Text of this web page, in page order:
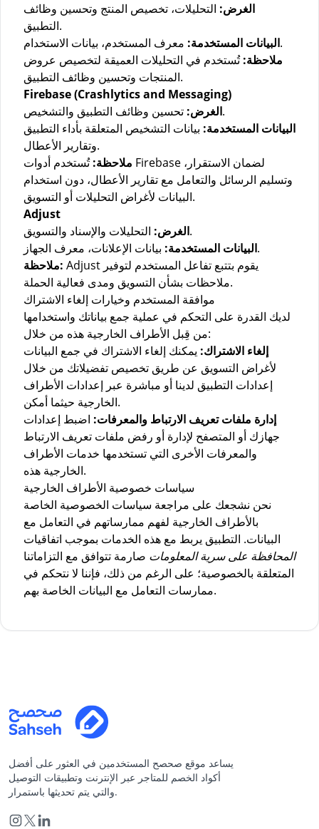
الغرض: التحليلات، تخصيص المنتج وتحسين وظائف
التطبيق.
البيانات المستخدمة:معرف المستخدم، بيانات الاستخدام.
ملاحظة:تُستخدم في التحليلات العميقة لتخصيص عروض
المنتجات وتحسين وظائف التطبيق.
Firebase (Crashlytics and Messaging)
الغرض:تحسين وظائف التطبيق والتشخيص.
البيانات المستخدمة: بيانات التشخيص المتعلقة بأداء التطبيق
وتقارير الأعطال.
ملاحظة:تُستخدم أدوات Firebase لضمان الاستقرار،
وتسليم الرسائل والتعامل مع تقارير الأعطال، دون استخدام
البيانات لأغراض التحليلات أو التسويق.
Adjust
الغرض:التحليلات والإسناد والتسويق.
البيانات المستخدمة:بيانات الإعلانات، معرف الجهاز.
ملاحظة: Adjust يقوم بتتبع تفاعل المستخدم لتوفير
ملاحظات بشأن التسويق ومدى فعالية الحملة.
موافقة المستخدم وخيارات إلغاء الاشتراك
لديك القدرة على التحكم في عملية جمع بياناتك واستخدامها
من قِبل الأطراف الخارجية هذه من خلال:
إلغاء الاشتراك: يمكنك إلغاء الاشتراك في جمع البيانات
لأغراض التسويق عن طريق تخصيص تفضيلاتك من خلال
إعدادات التطبيق لدينا أو مباشرة عبر إعدادات الأطراف
الخارجية حيثما أمكن.
إدارة ملفات تعريف الارتباط والمعرفات: اضبط إعدادات
جهازك أو المتصفح لإدارة أو رفض ملفات تعريف الارتباط
والمعرفات الأخرى التي تستخدمها خدمات الأطراف
الخارجية هذه.
سياسات خصوصية الأطراف الخارجية
نحن نشجعك على مراجعة سياسات الخصوصية الخاصة
بالأطراف الخارجية لفهم ممارساتهم في التعامل مع
البيانات. التطبيق يربط مع هذه الخدمات بموجب اتفاقيات
المحافظة على سرية المعلومات صارمة تتوافق مع التزاماتنا
المتعلقة بالخصوصية؛ على الرغم من ذلك، فإننا لا نتحكم في
ممارسات التعامل مع البيانات الخاصة بهم.
يساعد موقع صحصح المستخدمين في العثور على أفضل
أكواد الخصم للمتاجر عبر الإنترنت وتطبيقات التوصيل
والتي يتم تحديثها باستمرار.